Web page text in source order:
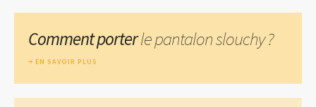
Comment porterle pantalon slouchy ?
EN SAVOIR PLUS